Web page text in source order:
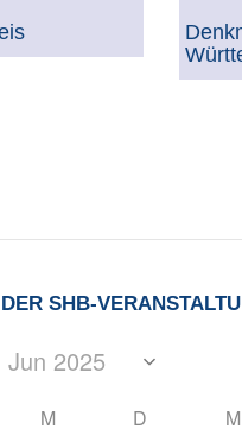
DER SHB-
M D M